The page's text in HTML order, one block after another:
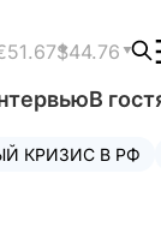
$44.76
В
КРИЗИС В РФ